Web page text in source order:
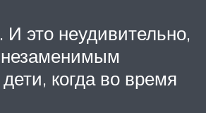
это неудивительно,
незаменимым
когда во время